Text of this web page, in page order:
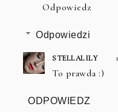
Odpowiedz
Odpowiedzi
STELLALILY
To prawda :)
ODPOWIEDZ